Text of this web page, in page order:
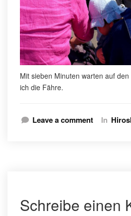
Mit sieben Minuten warten auf
ich die Fähre.
Leave a comment In
Schreibe einen